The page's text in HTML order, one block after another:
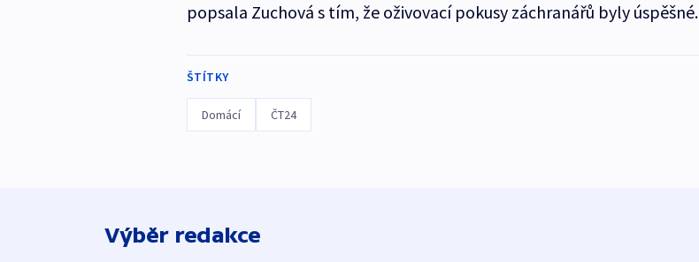
popsala Zuchová s tím, že oživovací pokusy záchranářů byly úspěšné.
ŠTÍTKY
Domácí ČT24
Výběr redakce